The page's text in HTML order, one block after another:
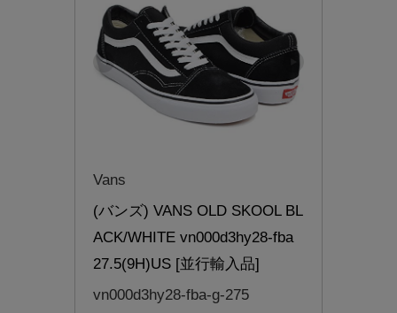
Vans
(バンズ) VANS OLD SKOOL BL
ACK/WHITE vn000d3hy28-fba
27.5(9H)US [並行輸入品]
vn000d3hy28-fba-g-275